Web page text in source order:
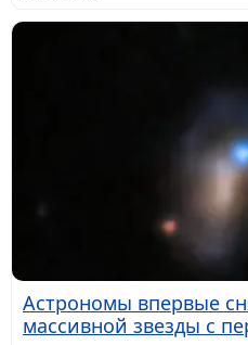
Астрономы впервые
массивной звезды с